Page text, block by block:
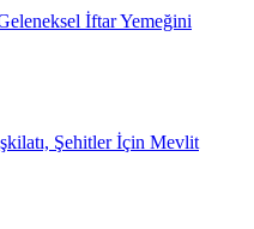
İftar Yemeğini
Şehitler İçin Mevlit